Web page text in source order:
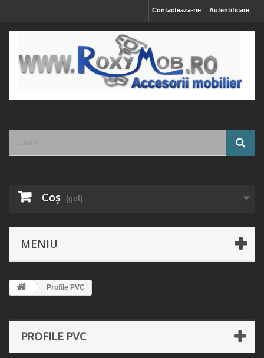
Autentificare
Contacteaza-ne
Coş (gol)
MENIU
Profile PVC
PROFILE PVC